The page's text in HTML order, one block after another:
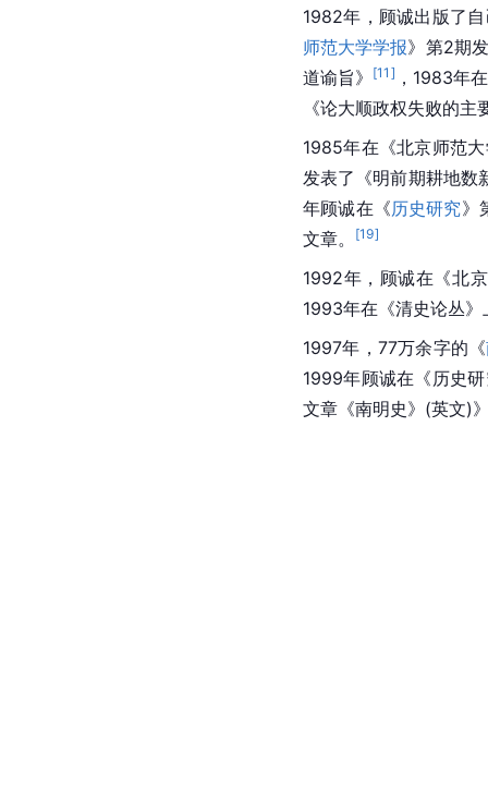
1982年，顾诚出版了
师范大学学报》第2期
道谕旨》
[11 ] ，1983年
《论大顺政权失败的主
1985年在《北京师范
发表了《明前期耕地数
年顾诚在《历史研究》
文章。
[19]
1992年，顾诚在《北
1993年在《清史论丛》
1997年，77万余字的《
1999年顾诚在《历史
文章《南明史》(英文)